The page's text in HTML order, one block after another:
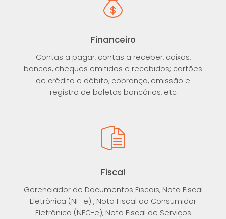
Financeiro
Contas a pagar, contas a receber, caixas,
bancos, cheques emitidos e recebidos; cartões
de crédito e débito, cobrança, emissão e
registro de boletos bancários, etc
Fiscal
Gerenciador de Documentos Fiscais, Nota Fiscal
Eletrônica (NF-e) , Nota Fiscal ao Consumidor
Eletrônica (NFC-e), Nota Fiscal de Serviços